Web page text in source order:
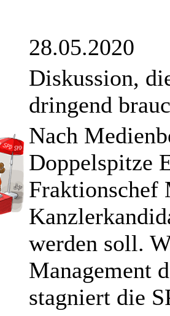
28.05.2020
Diskussion,
dringend
Nach
Doppelspitze
Fraktionschef
werden soll.
Management
stagniert die